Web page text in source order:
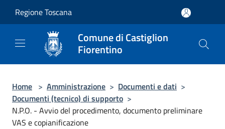
Regione Toscana
Comune di Castiglion
Fiorentino
Home > Amministrazione > Documenti e dati >
Documenti (tecnico) di supporto >
N.P.O. - Avvio del procedimento, documento preliminare
VAS e copianificazione